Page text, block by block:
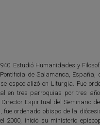
Estudió Humanidades y
de Salamanca, España,
especializó en Liturgia. Fue
en tres parroquias por tres
Espiritual del Seminario
fue ordenado obispo de la
2000, inició su ministerio